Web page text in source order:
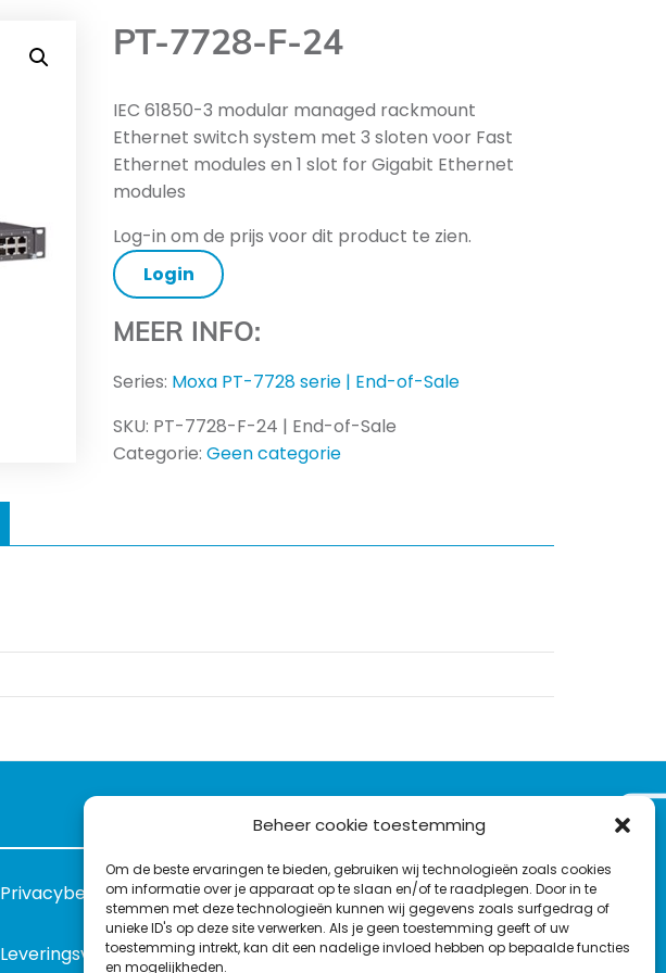
Beheer cookie toestemming
Om de beste ervaringen te bieden, gebruiken wij technologieën zoals cookies
om informatie over je apparaat op te slaan en/of te raadplegen. Door in te
stemmen met deze technologieën kunnen wij gegevens zoals surfgedrag of
unieke ID's op deze site verwerken. Als je geen toestemming geeft of uw
toestemming intrekt, kan dit een nadelige invloed hebben op bepaalde functies
en mogelijkheden.
PT-7728-F-24
IEC 61850-3 modular managed rackmount
Ethernet switch system met 3 sloten voor Fast
Ethernet modules en 1 slot for Gigabit Ethernet
modules
Log-in om de prijs voor dit product te zien.
Login
MEER INFO:
Series: Moxa PT-7728 serie | End-of-Sale
SKU: PT-7728-F-24 | End-of-Sale
Categorie:Geen categorie
Privacybeleid
Leveringsvoorwaarden
L
i
nT
w
F
a
c
Y
o
u
C
o
n